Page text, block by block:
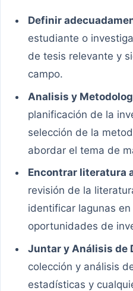
Definir
estudiante o
de tesis relevante y
campo.
Analisis y
planificación de la
selección de la
abordar el tema de
Encontrar literatura
revisión de la
identificar lagunas
oportunidades de
Juntar y Análisis de
colección y análisis
estadísticas y